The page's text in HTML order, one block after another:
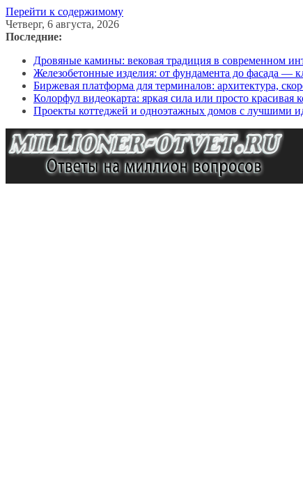
Перейти к содержимому
Четверг, 6 августа, 2026
Последние:
Дровяные камины: вековая традиция в современном
Железобетонные изделия: от фундамента до фасада —
Биржевая платформа для терминалов: архитектура,
Колорфул видеокарта: яркая сила или просто красивая
Проекты коттеджей и одноэтажных домов с лучшими